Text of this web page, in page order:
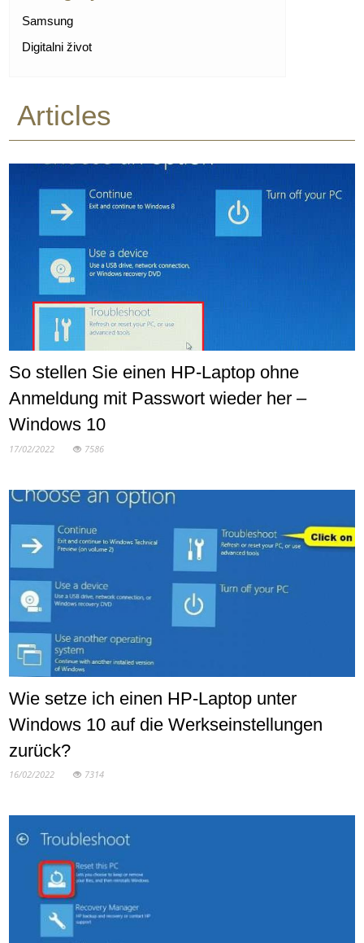
Samsung
Digitalni život
Articles
So stellen Sie einen HP-Laptop ohne
Anmeldung mit Passwort wieder her –
Windows 10
17/02/2022 7586
Wie setze ich einen HP-Laptop unter
Windows 10 auf die Werkseinstellungen
zurück?
16/02/2022 7314